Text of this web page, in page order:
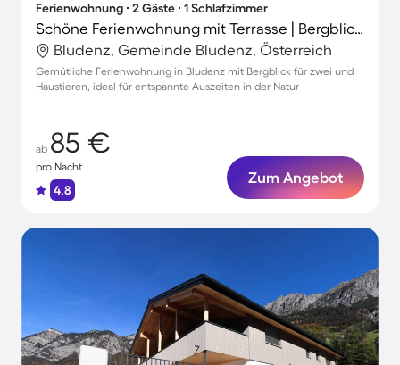
Ferienwohnung ∙ 2 Gäste ∙ 1 Schlafzimmer
Schöne Ferienwohnung mit Terrasse | Bergblick | Haustierfreundlich
Bludenz, Gemeinde Bludenz, Österreich
Gemütliche Ferienwohnung in Bludenz mit Bergblick für zwei und
Haustieren, ideal für entspannte Auszeiten in der Natur
ab 85 €
pro Nacht
4.8
Zum Angebot